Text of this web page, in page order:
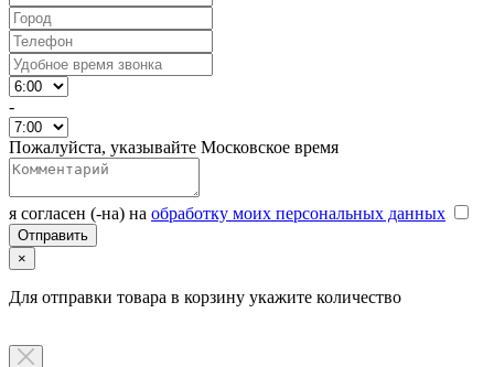
-
Пожалуйста, указывайте Московское время
я согласен (-на) на обработку моих персональных данных
×
Для отправки товара в корзину укажите количество